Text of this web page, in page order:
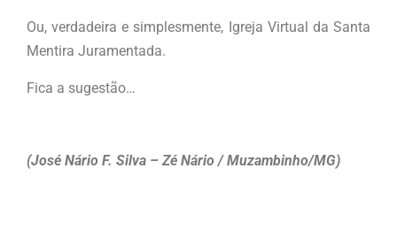
Ou, verdadeira e simplesmente, Igreja Virtual da Santa
Mentira Juramentada.
Fica a sugestão…
(José Nário F. Silva – Zé Nário / Muzambinho/MG)